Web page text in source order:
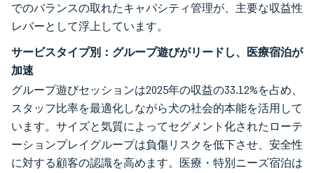
でのバランスの取れたキャパシティ管理が、主要な収益性
レバーとして浮上しています。
サービスタイプ別：グループ遊びがリードし、医療宿泊が
加速
グループ遊びセッションは2025年の収益の33.12%を占め、
スタッフ比率を最適化しながら犬の社会的本能を活用して
います。サイズと気質によってセグメント化されたローテ
ーションプレイグループは負傷リスクを低下させ、安全性
に対する顧客の認識を高めます。医療・特別ニーズ宿泊は